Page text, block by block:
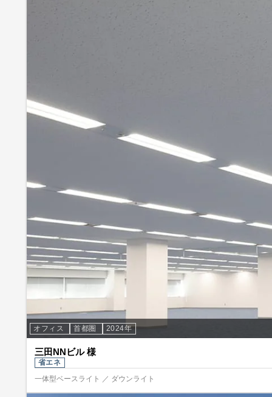
オフィス 首都圏 2024年
三田NNビル 様
省エネ
一体型ベースライト ／ ダウンライト